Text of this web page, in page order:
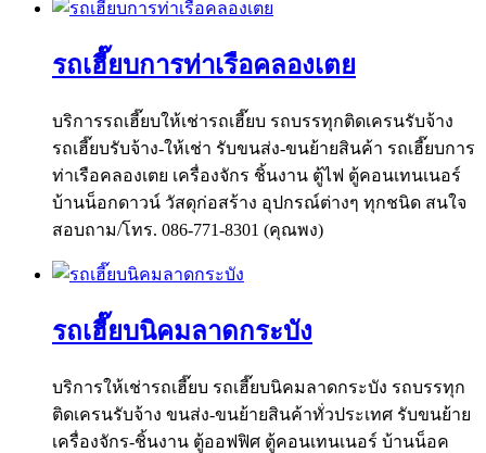
รถเฮี๊ยบการท่าเรือคลองเตย
บริการรถเฮี๊ยบให้เช่ารถเฮี๊ยบ รถบรรทุกติดเครนรับจ้าง
รถเฮี๊ยบรับจ้าง-ให้เช่า รับขนส่ง-ขนย้ายสินค้า รถเฮี๊ยบการ
ท่าเรือคลองเตย เครื่องจักร ชิ้นงาน ตู้ไฟ ตู้คอนเทนเนอร์
บ้านน็อกดาวน์ วัสดุก่อสร้าง อุปกรณ์ต่างๆ ทุกชนิด สนใจ
สอบถาม/โทร. 086-771-8301 (คุณพง)
รถเฮี๊ยบนิคมลาดกระบัง
บริการให้เช่ารถเฮี๊ยบ รถเฮี๊ยบนิคมลาดกระบัง รถบรรทุก
ติดเครนรับจ้าง ขนส่ง-ขนย้ายสินค้าทั่วประเทศ รับขนย้าย
เครื่องจักร-ชิ้นงาน ตู้ออฟฟิศ ตู้คอนเทนเนอร์ บ้านน็อค